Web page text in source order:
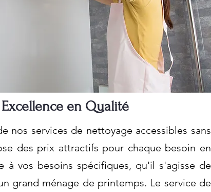
en Qualité
nos services de nettoyage accessibles sans
des prix attractifs pour chaque besoin en
à vos besoins spécifiques, qu'il s'agisse de
grand ménage de printemps. Le service de